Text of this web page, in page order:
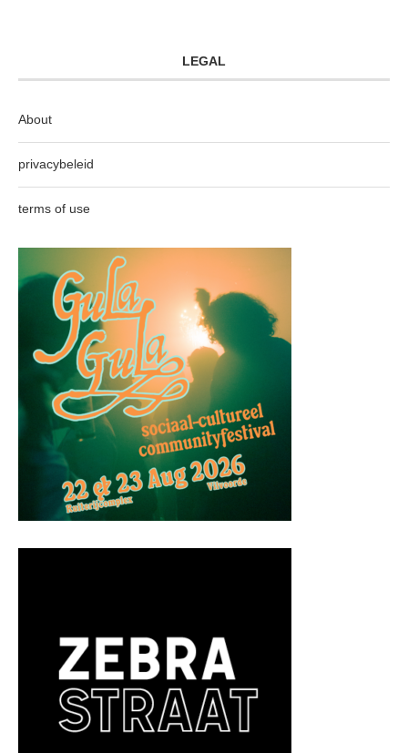
LEGAL
About
privacybeleid
terms of use